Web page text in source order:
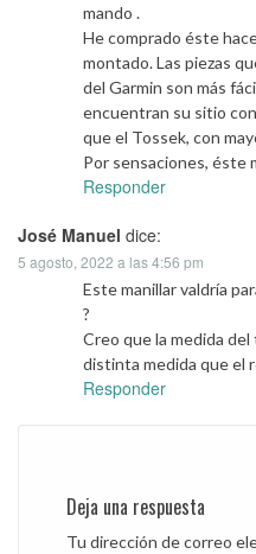
mando .
He comprado éste
montado. Las piezas
del Garmin son más
encuentran su sitio
que el Tossek, con
Por sensaciones, éste
Responder
José Manuel dice:
5 agosto, 2022 a las 4:56 pm
Este manillar valdría
?
Creo que la medida
distinta medida que el
Responder
Deja una respuesta
Tu dirección de correo